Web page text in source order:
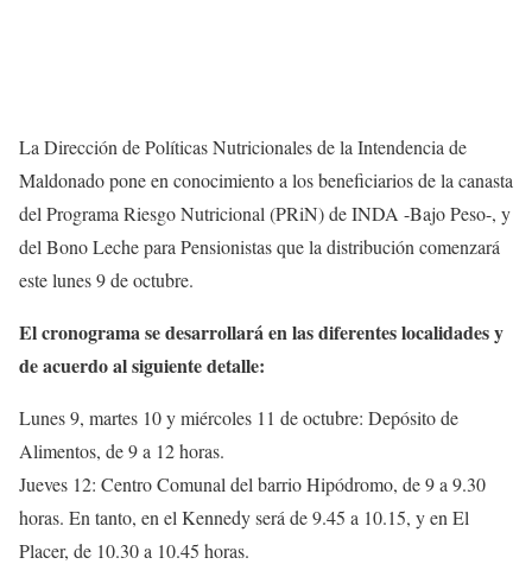
La Dirección de Políticas Nutricionales de la Intendencia de
Maldonado pone en conocimiento a los beneficiarios de la canasta
del Programa Riesgo Nutricional (PRiN) de INDA -Bajo Peso-, y
del Bono Leche para Pensionistas que la distribución comenzará
este lunes 9 de octubre.
El cronograma se desarrollará en las diferentes localidades y
de acuerdo al siguiente detalle:
Lunes 9, martes 10 y miércoles 11 de octubre: Depósito de
Alimentos, de 9 a 12 horas.
Jueves 12: Centro Comunal del barrio Hipódromo, de 9 a 9.30
horas. En tanto, en el Kennedy será de 9.45 a 10.15, y en El
Placer, de 10.30 a 10.45 horas.